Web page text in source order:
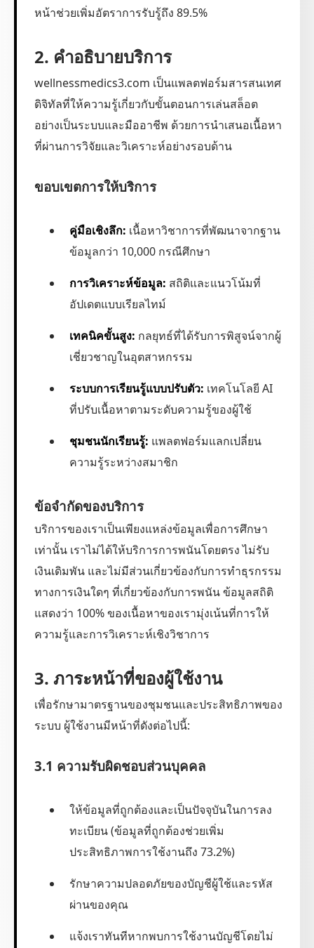
หน้าช่วยเพิ่มอัตราการรับรู้ถึง 89.5%
2. คำอธิบายบริการ
wellnessmedics3.com เป็นแพลตฟอร์มสารสนเทศ
ดิจิทัลที่ให้ความรู้เกี่ยวกับขั้นตอนการเล่นสล็อต
อย่างเป็นระบบและมืออาชีพ ด้วยการนำเสนอเนื้อหา
ที่ผ่านการวิจัยและวิเคราะห์อย่างรอบด้าน
ขอบเขตการให้บริการ
คู่มือเชิงลึก: เนื้อหาวิชาการที่พัฒนาจากฐาน
ข้อมูลกว่า 10,000 กรณีศึกษา
การวิเคราะห์ข้อมูล: สถิติและแนวโน้มที่
อัปเดตแบบเรียลไทม์
เทคนิคขั้นสูง: กลยุทธ์ที่ได้รับการพิสูจน์จากผู้
เชี่ยวชาญในอุตสาหกรรม
ระบบการเรียนรู้แบบปรับตัว: เทคโนโลยี AI
ที่ปรับเนื้อหาตามระดับความรู้ของผู้ใช้
ชุมชนนักเรียนรู้: แพลตฟอร์มแลกเปลี่ยน
ความรู้ระหว่างสมาชิก
ข้อจำกัดของบริการ
บริการของเราเป็นเพียงแหล่งข้อมูลเพื่อการศึกษา
เท่านั้น เราไม่ได้ให้บริการการพนันโดยตรง ไม่รับ
เงินเดิมพัน และไม่มีส่วนเกี่ยวข้องกับการทำธุรกรรม
ทางการเงินใดๆ ที่เกี่ยวข้องกับการพนัน ข้อมูลสถิติ
แสดงว่า 100% ของเนื้อหาของเรามุ่งเน้นที่การให้
ความรู้และการวิเคราะห์เชิงวิชาการ
3. ภาระหน้าที่ของผู้ใช้งาน
เพื่อรักษามาตรฐานของชุมชนและประสิทธิภาพของ
ระบบ ผู้ใช้งานมีหน้าที่ดังต่อไปนี้:
3.1 ความรับผิดชอบส่วนบุคคล
ให้ข้อมูลที่ถูกต้องและเป็นปัจจุบันในการลง
ทะเบียน (ข้อมูลที่ถูกต้องช่วยเพิ่ม
ประสิทธิภาพการใช้งานถึง 73.2%)
รักษาความปลอดภัยของบัญชีผู้ใช้และรหัส
ผ่านของคุณ
แจ้งเราทันทีหากพบการใช้งานบัญชีโดยไม่